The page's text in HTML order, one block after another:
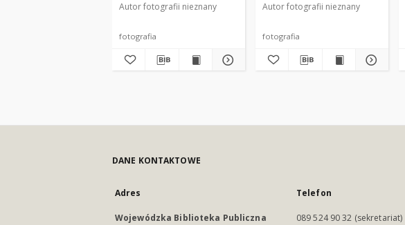
Autor fotografii nieznany
fotografia
Szczytnie]
Autor fotografii nieznany
fotografia
DANE KONTAKTOWE
Adres
Wojewódzka Biblioteka Publiczna
Telefon
089 524 90 32 (sekretariat)